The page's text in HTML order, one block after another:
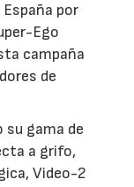
por
Ego
campaña
de
su gama de
a grifo,
Video-2